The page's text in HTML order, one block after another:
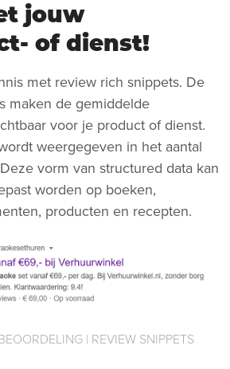
jouw
of dienst!
met review rich snippets. De
maken de gemiddelde
voor je product of dienst.
weergegeven in het aantal
vorm van structured data kan
worden op boeken,
producten en recepten.
| REVIEW SNIPPETS